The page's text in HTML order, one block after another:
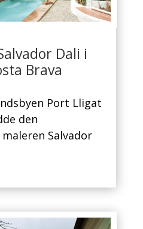
Dali i
Brava
Port Lligat
den
Salvador